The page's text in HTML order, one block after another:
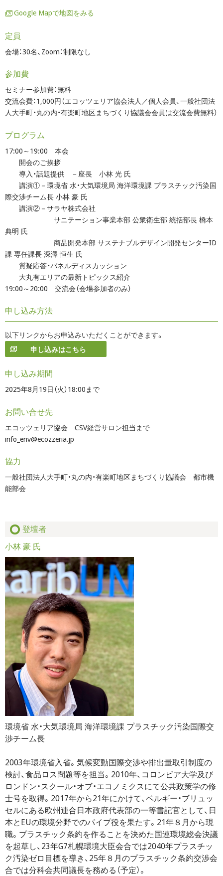
Google Mapで地図をみる
定員
会場：30名、Zoom：制限なし
参加費
セミナー参加費：無料
交流会費：1,000円（エコッツェリア協会法人／個人会員、一般社団法
人大手町・丸の内・有楽町地区まちづくり協議会会員は交流会費無料）
プログラム
17:00～19:00 本会
開会のご挨拶
導入・話題提供 －座長 小林 光 氏
講演①－環境省 水・大気環境局 海洋環境課 プラスチック汚染国
際交渉チーム長 小林 豪 氏
講演②－サラヤ株式会社
サニテーション事業本部 公衆衛生部 統括部長 橋本
典明 氏
商品開発本部 サステナブルデザイン開発センターID
課 専任課長 深澤 恒生 氏
質疑応答・パネルディスカッション
大丸有エリアの最新トピックス紹介
19:00～20:00 交流会（会場参加者のみ）
申し込み方法
以下リンクからお申込みいただくことができます。
申し込みはこちら
申し込み期間
2025年8月19日（火）18:00まで
お問い合せ先
エコッツェリア協会 CSV経営サロン担当まで
info_env@ecozzeria.jp
協力
一般社団法人大手町・丸の内・有楽町地区まちづくり協議会 都市機
能部会
登壇者
小林 豪 氏
環境省 水・大気環境局 海洋環境課 プラスチック汚染国際交
渉チーム長
2003年環境省入省。気候変動国際交渉や排出量取引制度の
検討、食品ロス問題等を担当。2010年、コロンビア大学及び
ロンドン・スクール・オブ・エコノミクスにて公共政策学の修
士号を取得。2017年から21年にかけて、ベルギー・ブリュッ
セルにある欧州連合日本政府代表部の一等書記官として、日
本とEUの環境分野でのパイプ役を果たす。21年８月から現
職。プラスチック条約を作ることを決めた国連環境総会決議
を起草し、23年G7札幌環境大臣会合では2040年プラスチッ
ク汚染ゼロ目標を導き、25年８月のプラスチック条約交渉会
合では分科会共同議長を務める（予定）。